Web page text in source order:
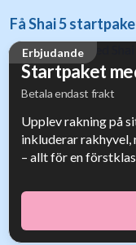
Få Shai 5
Erbjudande
Startpaket
Betala endast frakt
Upplev rakning på
inkluderar
– allt för en